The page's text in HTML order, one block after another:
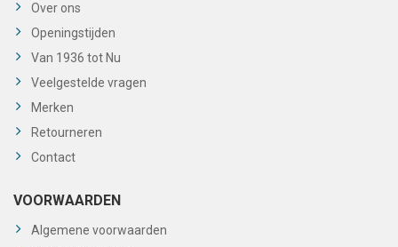
Over ons
Openingstijden
Van 1936 tot Nu
Veelgestelde vragen
Merken
Retourneren
Contact
VOORWAARDEN
Algemene voorwaarden